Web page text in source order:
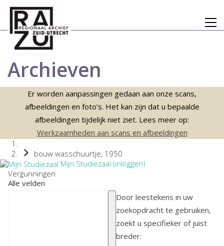
Archieven
Er worden aanpassingen gedaan aan onze scans,
afbeeldingen en foto’s. Het kan zijn dat u bepaalde
afbeeldingen tijdelijk niet ziet. Lees meer op:
Werkzaamheden aan scans en afbeeldingen
bouw wasschuurtje, 1950
Mijn Studiezaal (inloggen)
Vergunningen
Alle velden
Door leestekens in uw
zoekopdracht te gebruiken,
zoekt u specifieker of juist
breder: